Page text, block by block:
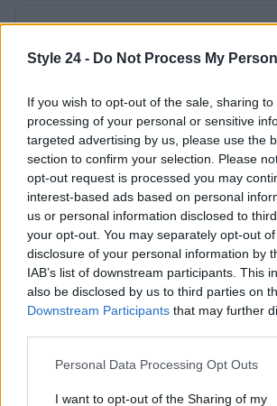
Style 24 - Do Not Process My
If you wish to opt-out of the sale, sharing
processing of your personal or sensitive
targeted advertising by us, please use the
section to confirm your selection. Please
opt-out request is processed you may
interest-based ads based on personal
us or personal information disclosed to
your opt-out. You may separately opt-out
disclosure of your personal information by
IAB’s list of downstream participants. This
also be disclosed by us to third parties on
Downstream Participants that may further
Please note that this website/app uses one
not limited to your visit or usage behaviour.
Personal Data Processing Opt Outs
I want to opt-out of the Sharing of my
Staff